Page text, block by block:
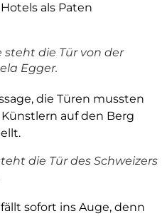
als Paten
steht die Tür von der
Egger.
die Türen mussten
auf den Berg
die Tür des Schweizers
sofort ins Auge, denn